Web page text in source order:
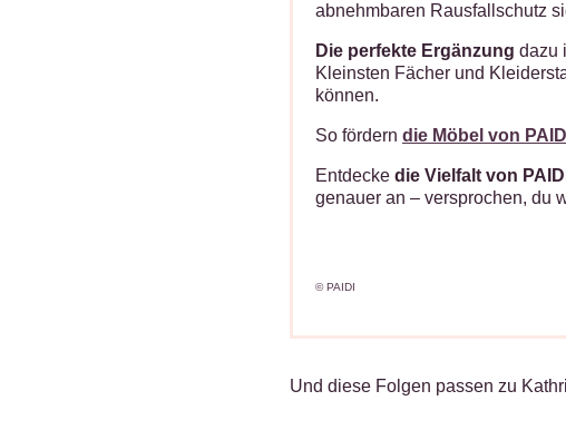
abnehmbaren Rausfallschutz
Die perfekte Ergänzung dazu
Kleinsten Fächer und
können.
So fördern die Möbel von PAIDI
Entdecke die Vielfalt von PAIDI
genauer an – versprochen, du
© PAIDI
Und diese Folgen passen zu